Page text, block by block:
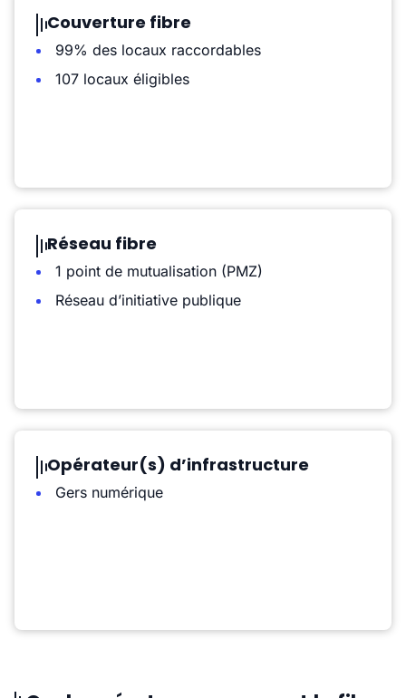
Couverture fibre
99% des locaux raccordables
107 locaux éligibles
Réseau fibre
1 point de mutualisation (PMZ)
Réseau d’initiative publique
Opérateur(s) d’infrastructure
Gers numérique